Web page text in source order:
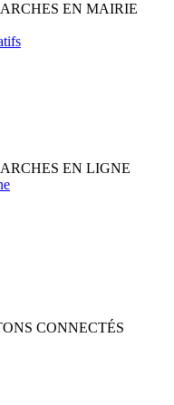
EN MAIRIE
EN LIGNE
CONNECTÉS